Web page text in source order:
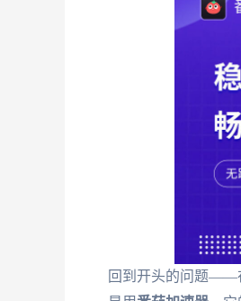
回到开头的问题——